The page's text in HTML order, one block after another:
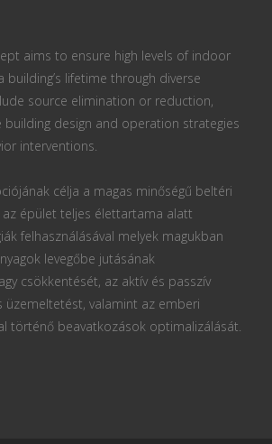
aims to ensure high levels of indoor
building’s lifetime through diverse
source elimination or reduction,
building design and operation strategies
interventions.
célja a magas minőségű beltéri
épület teljes élettartama alatt
felhasználásával melyek magukban
levegőbe jutásának
csökkentését, az aktív és passzív
üzemeltetést, valamint az emberi
történő beavatkozások optimalizálását.